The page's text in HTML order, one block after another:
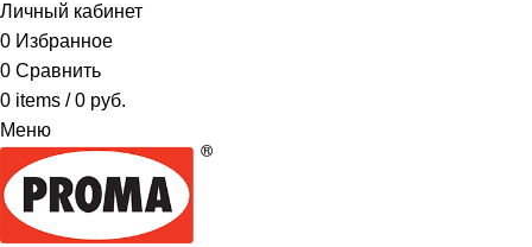
Личный кабинет
0 Избранное
0 Сравнить
0 items / 0 руб.
Меню